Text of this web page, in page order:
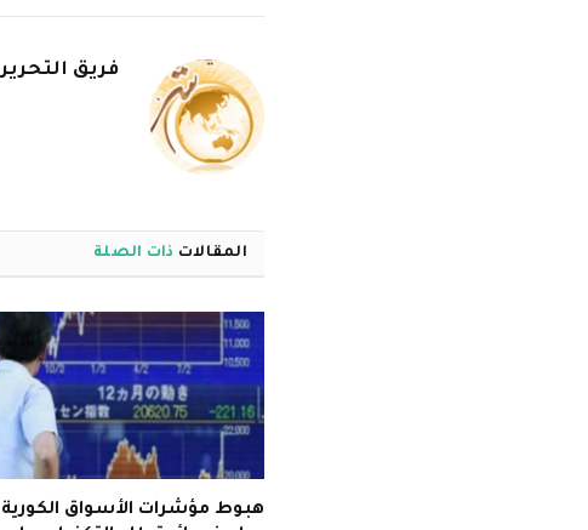
فريق التحرير
المقالات ذات الصلة
هبوط مؤشرات الأسواق الكورية